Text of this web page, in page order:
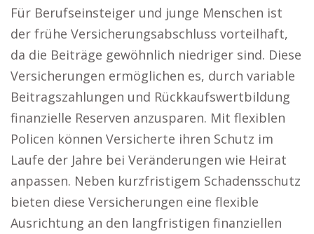
Für Berufseinsteiger und junge Menschen ist
der frühe Versicherungsabschluss vorteilhaft,
da die Beiträge gewöhnlich niedriger sind. Diese
Versicherungen ermöglichen es, durch variable
Beitragszahlungen und Rückkaufswertbildung
finanzielle Reserven anzusparen. Mit flexiblen
Policen können Versicherte ihren Schutz im
Laufe der Jahre bei Veränderungen wie Heirat
anpassen. Neben kurzfristigem Schadensschutz
bieten diese Versicherungen eine flexible
Ausrichtung an den langfristigen finanziellen